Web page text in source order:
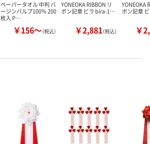
ペーパータオル 中判 バ
ージンパルプ100％ 200
枚入 P…
￥156～（税込）
YONEOKA RIBBON リ
ボン記章 ビラ bira-1…
￥2,881（税込）
YONEOKA
ボン記章
￥